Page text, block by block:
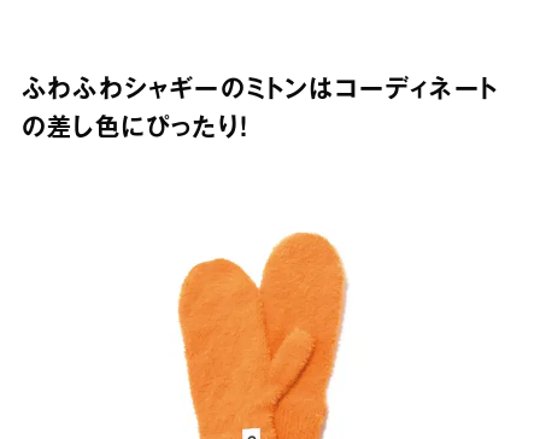
ふわふわシャギーのミトンはコーディネート
の差し色にぴったり！